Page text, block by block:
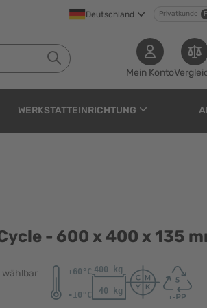
Deutschland Privatkunde
Mein Konto
WERKSTATTEINRICHTUNG
x 135 mm
- 600 x 400 x 135
wählbar